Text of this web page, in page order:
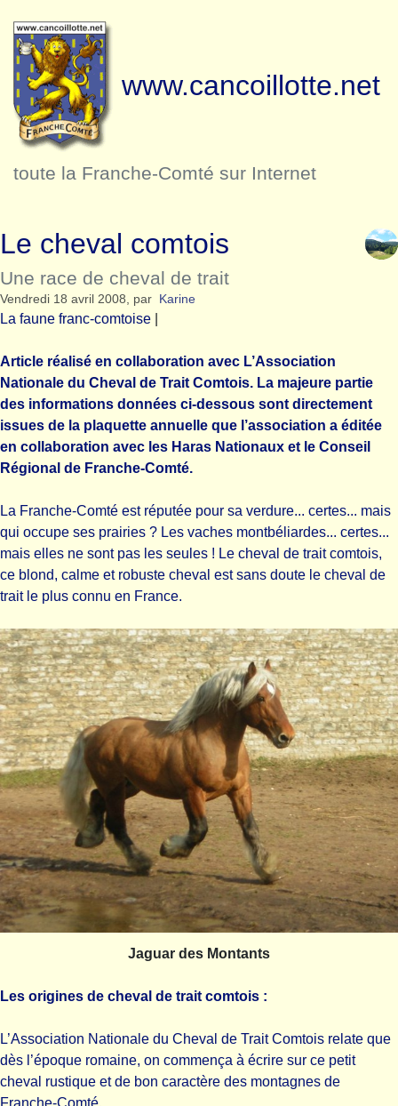
www.cancoillotte.net
toute la Franche-Comté sur Internet
Le cheval comtois
Une race de cheval de trait
Vendredi 18 avril 2008, par Karine
La faune franc-comtoise
Article réalisé en collaboration avec L’Association
Nationale du Cheval de Trait Comtois. La majeure partie
des informations données ci-dessous sont directement
issues de la plaquette annuelle que l’association a éditée
en collaboration avec les Haras Nationaux et le Conseil
Régional de Franche-Comté.
La Franche-Comté est réputée pour sa verdure... certes... mais
qui occupe ses prairies ? Les vaches montbéliardes... certes...
mais elles ne sont pas les seules ! Le cheval de trait comtois,
ce blond, calme et robuste cheval est sans doute le cheval de
trait le plus connu en France.
Jaguar des Montants
Les origines de cheval de trait comtois :
L’Association Nationale du Cheval de Trait Comtois relate que
dès l’époque romaine, on commença à écrire sur ce petit
cheval rustique et de bon caractère des montagnes de